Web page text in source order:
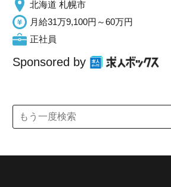
北海道 札幌市
月給31万9,100円～60万円
正社員
Sponsored by